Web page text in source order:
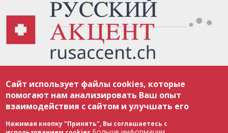
соответствии с законодательством Швейцарии об авторском праве и
международными соглашениями. Полное или частичное использование
материалов возможно только с разрешения редакции. В случае полного
или частичного воспроизведения материалов сайта rusaccent.ch,
ОБЯЗАТЕЛЬНА АКТИВНАЯ ГИПЕРССЫЛКА на конкретный заимствованный
текст. Фотоизображения, размещенные редакцией rusaccent.ch, являются
ее исключительной собственностью. Полное или частичное
Сайт использует файлы cookies, которые
помогают нам анализировать Ваш опыт
взаимодействия с сайтом и улучшать его
Нажимая кнопку "Принять", Вы соглашаетесь с